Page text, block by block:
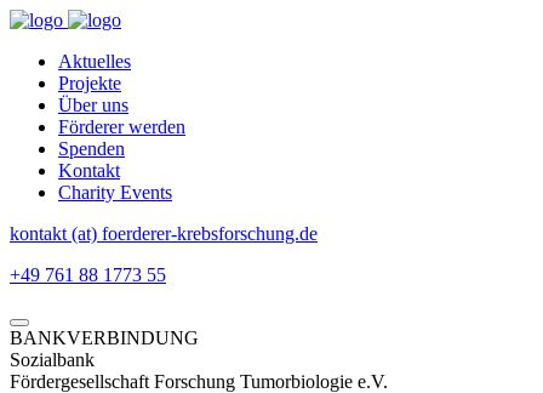
Aktuelles
Projekte
Über uns
Förderer werden
Spenden
Kontakt
Charity Events
kontakt (at) foerderer-krebsforschung.de
+49 761 88 1773 55
BANKVERBINDUNG
Sozialbank
Fördergesellschaft Forschung Tumorbiologie e.V.